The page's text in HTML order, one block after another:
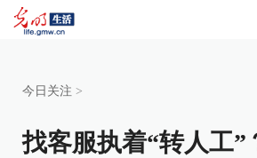
今日关注 >
找客服执着“转人工”